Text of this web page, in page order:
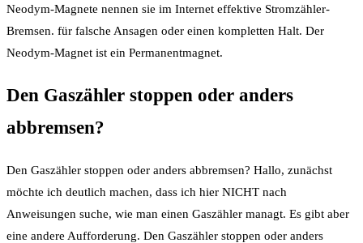
Neodym-Magnete nennen sie im Internet effektive Stromzähler-
Bremsen. für falsche Ansagen oder einen kompletten Halt. Der
Neodym-Magnet ist ein Permanentmagnet.
Den Gaszähler stoppen oder anders
abbremsen?
Den Gaszähler stoppen oder anders abbremsen? Hallo, zunächst
möchte ich deutlich machen, dass ich hier NICHT nach
Anweisungen suche, wie man einen Gaszähler managt. Es gibt aber
eine andere Aufforderung. Den Gaszähler stoppen oder anders